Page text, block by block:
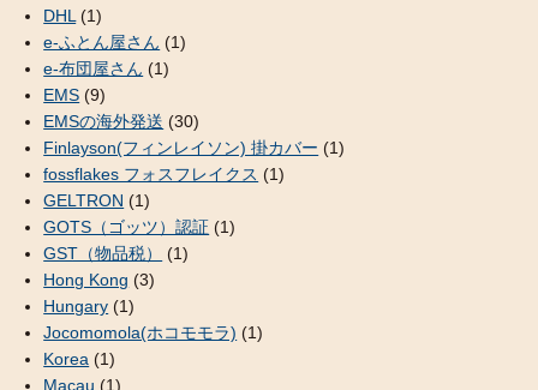
DHL (1)
e-ふとん屋さん (1)
e-布団屋さん (1)
EMS (9)
EMSの海外発送 (30)
Finlayson(フィンレイソン) 掛カバー (1)
fossflakes フォスフレイクス (1)
GELTRON (1)
GOTS（ゴッツ）認証 (1)
GST（物品税）
(1)
Hong Kong (3)
Hungary (1)
Jocomomola(ホコモモラ) (1)
Korea (1)
Macau (1)